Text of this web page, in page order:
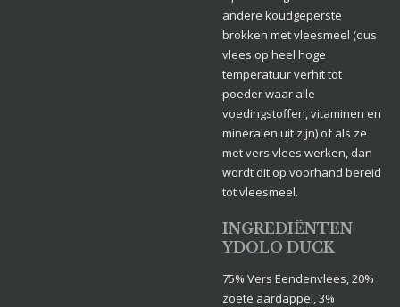
andere koudgeperste
brokken met vleesmeel (dus
vlees op heel hoge
temperatuur verhit tot
poeder waar alle
voedingstoffen, vitaminen en
mineralen uit zijn) of als ze
met vers vlees werken, dan
wordt dit op voorhand bereid
tot vleesmeel.
INGREDIËNTEN
YDOLO DUCK
75% Vers Eendenvlees, 20%
zoete aardappel, 3%